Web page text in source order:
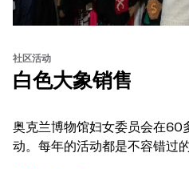
社区活动
白色大象销售
奥克兰博物馆妇女委员会在60
动。每年的活动都是不容错过的